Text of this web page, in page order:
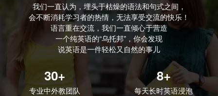
我们一直认为，埋头于枯燥的语法和句式之间，
会不断消耗学习者的热情，无法享受交流的快乐！
语言重在交流，我们一直倾心于营造
一个纯英语的“乌托邦”，你会发现
说英语是一件轻松又自然的事儿
30+
专业中外教团队
8+
每天长时英语浸泡